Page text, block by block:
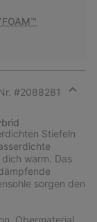
#2088281
section
Stiefeln
warm. Das
sorgen den
Obermaterial